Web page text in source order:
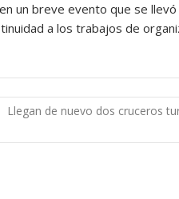
un breve evento que se
a los trabajos de
Llegan de nuevo dos cruceros